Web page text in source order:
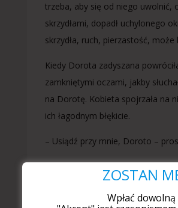
trzeba, aby się od niego uwolnić,
skrzydłami, dopadł uchylonego
skrzydła, ruch, pierzastość,
Kiedy Dorota zadyszana
zamkniętymi oczami, jakby
na Dorotę. Kobieta spojrzała na
ich łagodnym błękicie.
– Usiądź przy mnie, Doroto –
– Razem? – kobieta powtórzyła
– Tak, gołąbeczko. Ta porcja –
ZOSTAŃ
Wpłać